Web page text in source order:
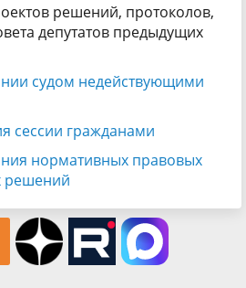
решений, протоколов,
депутатов предыдущих
судом недействующими
сессии гражданами
нормативных правовых
решений